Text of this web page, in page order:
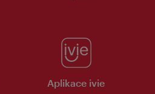
Aplikace ivie